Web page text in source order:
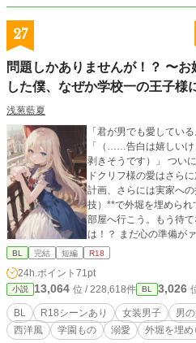
27
問題しかありませんが！？ 〜
した僕、なぜか学校一の王子様
浅葱藍夏
「君が男でも愛してい
「（……告白は嬉しいけ
剥きそうです）」 つい
ドクリフ様の愛はさら
計画、さらには実家へ
技）**で外堀を埋めら
部屋へ行こう。もう待
は！？ まだ心の準備が
交渉の場でも、王子様
と**「公爵夫人」**の称
あ……もう、問題しかな
れないのが一番の問題
盛り！ 不憫かわいいア
多難で最高にハッピーな
BL 完結 短編 R18
24h.ポイント 71pt
小説 13,064 位 / 228,618件 BL 3,026
BL R18シーンあり 女装男子 男
西洋風
学園もの 溺愛 外堀を埋め